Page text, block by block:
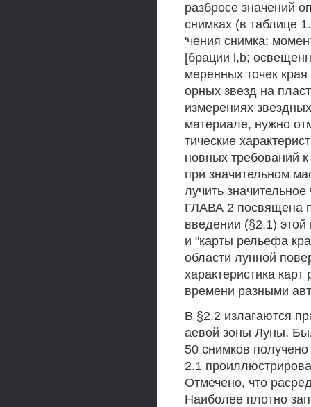
разбросе значений
снимках (в таблице
'чения снимка;
[брации l,b;
меренных точек
орных звезд на
измерениях
материале, нужно
тические
новных требований
при значительном
лучить
ГЛАВА 2 посвящена
введении (§2.1)
и "карты рельефа
области лунной
характеристика
времени разными
В §2.2 излагаются
аевой зоны Луны.
50 снимков
2.1
Отмечено, что
Наиболее плотно